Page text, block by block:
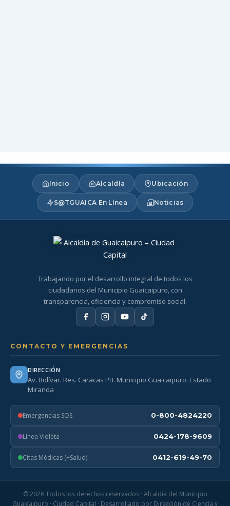
Inicio Alcaldía Ubicación
S@TGUAICA En Línea Noticias
Trabajando por el desarrollo integral de todos los
ciudadanos del Municipio Guaicaipuro, con
transparencia, eficiencia y compromiso social.
CONTACTO Y EMERGENCIAS
DIRECCIÓN
Av. Bolívar. Res. Caracas PB. Municipio Guaicaipuro. Estado
Miranda
Emergencias SOS 0-800-4824220
Línea Violeta 0424-178-9609
Citas Médicas (+Salud) 0412-619-49-70
© 2026 Todos los derechos reservados · Alcaldía del Municipio
Guaicaipuro · Ciudad Capital · Desarrollado por Dirección de Ciencia y